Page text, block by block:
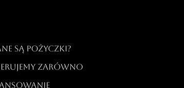
są pożyczki?
zarówno